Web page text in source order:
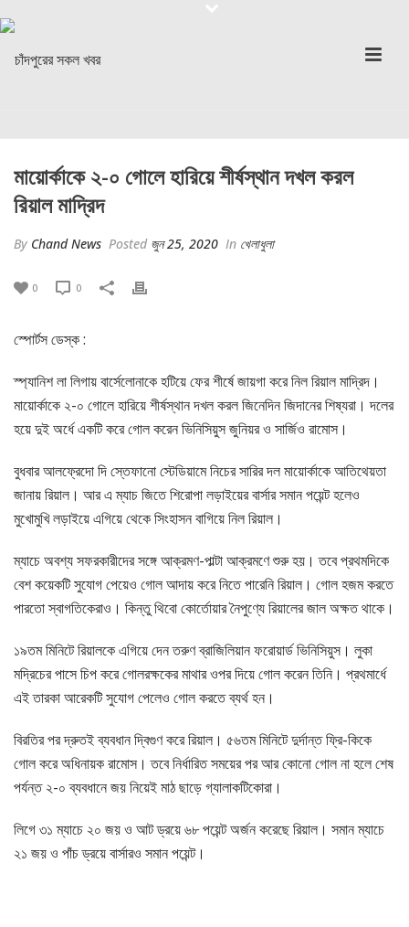
মায়োর্কাকে ২-০ গোলে হারিয়ে শীর্ষস্থান দখল করল
রিয়াল মাদ্রিদ
By Chand News Posted জুন 25, 2020 In খেলাধুলা
0 0
স্পোর্টস ডেস্ক :
স্প্যানিশ লা লিগায় বার্সেলোনাকে হটিয়ে ফের শীর্ষে জায়গা করে নিল রিয়াল মাদ্রিদ।
মায়োর্কাকে ২-০ গোলে হারিয়ে শীর্ষস্থান দখল করল জিনেদিন জিদানের শিষ্যরা। দলের
হয়ে দুই অর্ধে একটি করে গোল করেন ভিনিসিয়ুস জুনিয়র ও সার্জিও রামোস।
বুধবার আলফ্রেদো দি স্তেফানো স্টেডিয়ামে নিচের সারির দল মায়োর্কাকে আতিথেয়তা
জানায় রিয়াল। আর এ ম্যাচ জিতে শিরোপা লড়াইয়ের বার্সার সমান পয়েন্ট হলেও
মুখোমুখি লড়াইয়ে এগিয়ে থেকে সিংহাসন বাগিয়ে নিল রিয়াল।
ম্যাচে অবশ্য সফরকারীদের সঙ্গে আক্রমণ-পাল্টা আক্রমণে শুরু হয়। তবে প্রথমদিকে
বেশ কয়েকটি সুযোগ পেয়েও গোল আদায় করে নিতে পারেনি রিয়াল। গোল হজম করতে
পারতো স্বাগতিকেরাও। কিন্তু থিবো কোর্তোয়ার নৈপুণ্যে রিয়ালের জাল অক্ষত থাকে।
১৯তম মিনিটে রিয়ালকে এগিয়ে দেন তরুণ ব্রাজিলিয়ান ফরোয়ার্ড ভিনিসিয়ুস। লুকা
মদ্রিচের পাসে চিপ করে গোলরক্ষকের মাথার ওপর দিয়ে গোল করেন তিনি। প্রথমার্ধে
এই তারকা আরেকটি সুযোগ পেলেও গোল করতে ব্যর্থ হন।
বিরতির পর দ্রুতই ব্যবধান দ্বিগুণ করে রিয়াল। ৫৬তম মিনিটে দুর্দান্ত ফ্রি-কিকে
গোল করে অধিনায়ক রামোস। তবে নির্ধারিত সময়ের পর আর কোনো গোল না হলে শেষ
পর্যন্ত ২-০ ব্যবধানে জয় নিয়েই মাঠ ছাড়ে গ্যালাকটিকোরা।
লিগে ৩১ ম্যাচে ২০ জয় ও আট ড্রয়ে ৬৮ পয়েন্ট অর্জন করেছে রিয়াল। সমান ম্যাচে
২১ জয় ও পাঁচ ড্রয়ে বার্সারও সমান পয়েন্ট।